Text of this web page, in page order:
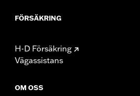
FÖRSÄKRING
H-D Försäkring
Vägassistans
OM OSS